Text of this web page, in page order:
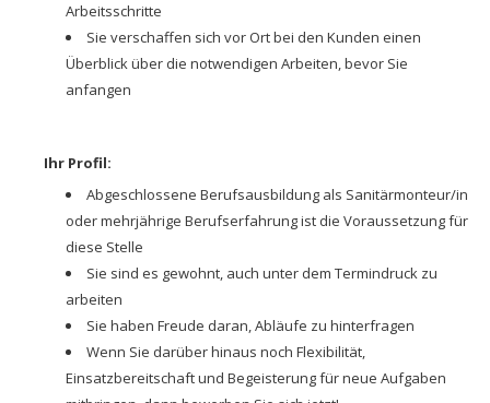
Arbeitsschritte
Sie verschaffen sich vor Ort bei den Kunden einen
Überblick über die notwendigen Arbeiten, bevor Sie
anfangen
Ihr Profil:
Abgeschlossene Berufsausbildung als Sanitärmonteur/in
oder mehrjährige Berufserfahrung ist die Voraussetzung für
diese Stelle
Sie sind es gewohnt, auch unter dem Termindruck zu
arbeiten
Sie haben Freude daran, Abläufe zu hinterfragen
Wenn Sie darüber hinaus noch Flexibilität,
Einsatzbereitschaft und Begeisterung für neue Aufgaben